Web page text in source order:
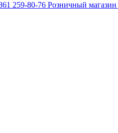
259-80-76 Розничный магазин